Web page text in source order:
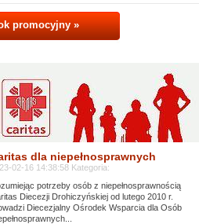
promocyjny »
dla niepełnosprawnych
02-16 14:38:58 Kategoria:
potrzeby osób z niepełnosprawnością
Diecezji Drohiczyńskiej od lutego 2010 r.
Diecezjalny Ośrodek Wsparcia dla Osób